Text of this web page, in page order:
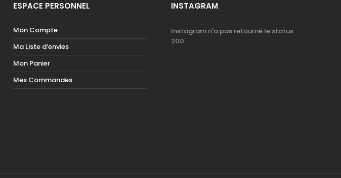
ESPACE PERSONNEL
Mon Compte
Ma Liste d’envies
Mon Panier
Mes Commandes
INSTAGRAM
Instagram n'a pas retourné le status
200.